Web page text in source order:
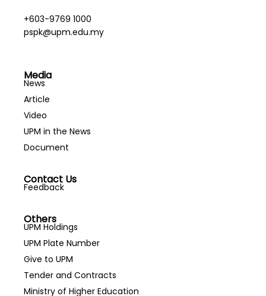
+603-9769 1000
pspk@upm.edu.my
Media
News
Article
Video
UPM in the News
Document
Contact Us
Feedback
Others
UPM Holdings
UPM Plate Number
Give to UPM
Tender and Contracts
Ministry of Higher Education